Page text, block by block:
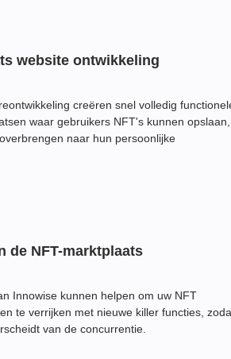
website ontwikkeling
creëren snel volledig
waar gebruikers NFT's kunnen opslaan,
naar hun persoonlijke
de NFT-marktplaats
Innowise kunnen helpen om uw NFT
te verrijken met nieuwe killer functies,
van de concurrentie.